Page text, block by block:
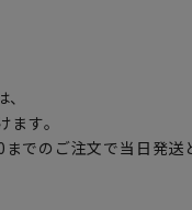
す。
でのご注文で当日発送